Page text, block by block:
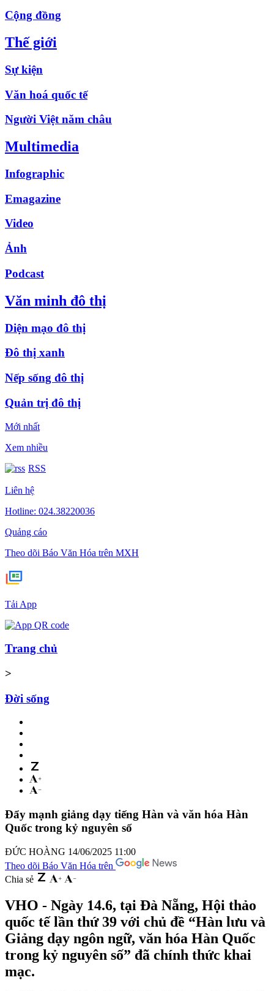
Cộng đồng
Thế giới
Sự kiện
Văn hoá quốc tế
Người Việt năm châu
Multimedia
Infographic
Emagazine
Video
Ảnh
Podcast
Văn minh đô thị
Diện mạo đô thị
Đô thị xanh
Nếp sống đô thị
Quản trị đô thị
Mới nhất
Xem nhiều
RSS
Liên hệ
Hotline: 024.38220036
Quảng cáo
Theo dõi Báo Văn Hóa trên MXH
Tải App
Trang chủ
>
Đời sống
Đẩy mạnh giảng dạy tiếng Hàn và văn hóa Hàn
Quốc trong kỷ nguyên số
ĐỨC HOÀNG 14/06/2025 11:00
Theo dõi Báo Văn Hóa trên
Chia sẻ
VHO - Ngày 14.6, tại Đà Nẵng, Hội thảo
quốc tế lần thứ 39 với chủ đề “Hàn lưu và
Giảng dạy ngôn ngữ, văn hóa Hàn Quốc
trong kỷ nguyên số” đã chính thức khai
mạc.